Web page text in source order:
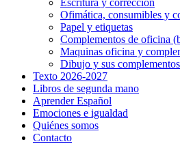
Escritura y corrección
Ofimática, consumibles y
Papel y etiquetas
Complementos de oficina
Maquinas oficina y
Dibujo y sus complementos
Texto 2026-2027
Libros de segunda mano
Aprender Español
Emociones e igualdad
Quiénes somos
Contacto